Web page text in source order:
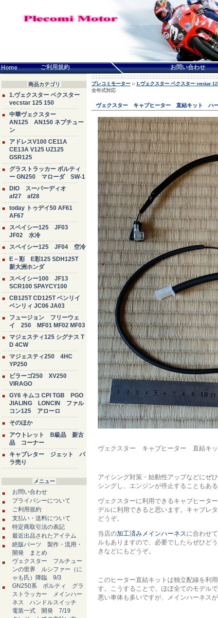
Home ご利用規約 お問い合わせ
商品カテゴリ
1.ヴェクスター ベクスター
vecstar 125 150
中華ヴェクスター
AN125 AN150 ネプチュー
ン
アドレスV100 CE11A
CE13A V125 UZ125
GSR125
グラストラッカー ボルティ
ー GN250 マローダ SW-1
DIO スーパーディオ
af27 af28
today トゥデイ50 AF61
AF67
スペイシー125 JF03
JF02 水冷
スペイシー125 JF04 空冷
E－彩 E彩125 SDH125T
新大洲ホンダ
スペイシー100 JF13
SCR100 SPAYCY100
CB125T CD125T ベンリイ
ベンリィ JC06 JA03
フュージョン フリーウェ
イ 250 MF01 MF02 MF03
マジェスティ125 シグナス T
D 4CW
マジェスティ250 4HC
YP250
ビラーゴ250 XV250
VIRAGO
GY6 キムコ CPI TGB PGO
JIALING LONCIN ファル
コン125 アローロ
そのほか
アウトレット B級品 新古
品 コーナー
キャブレター ジェット バ
ラ売り
メニュー
お問い合わせ
プライバシーについて
ご利用規約
支払い・送料について
特定商取引法の表記
最近出品されたアイテム
絶版パーツ 製作・流用・
開発 まとめ
ヴェクスター フルチュー
ンの世界 ルシファー（に
ゃも氏）降臨 9/3
GN250系 ボルティ グラ
ストラッカー メインハー
ネス ハンドルスイッチ
電装一式 開発 7/19
プレコミモーター :: 1.ヴェクスター ベクスター vecstar
全年式対応
ヴェクスター キャブヒーター 直結キット
ヴェクスター キャブヒーター 直結
アイシング対策・始動性アップなどにぜ
シングし、エンジンが停止することもあ
ヴェクスターに利用できるキャブヒータ
デルに利用できると思います。キャブレ
どうぞ。
当店の加工済みメインハーネスに合わせ
ルもありますので、必要でしたらぜひど
きなどにもどうぞ。
このヒーター直結キットは独立配線を利
す。こうすることで、ほぼ全てのモデル
悪い車体も多いですが、メインハーネス